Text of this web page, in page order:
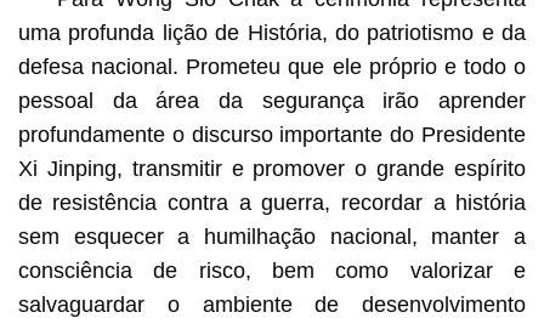
uma profunda lição de História, do patriotismo e da
defesa nacional. Prometeu que ele próprio e todo o
pessoal da área da segurança irão aprender
profundamente o discurso importante do Presidente
Xi Jinping, transmitir e promover o grande espírito
de resistência contra a guerra, recordar a história
sem esquecer a humilhação nacional, manter a
consciência de risco, bem como valorizar e
salvaguardar o ambiente de desenvolvimento